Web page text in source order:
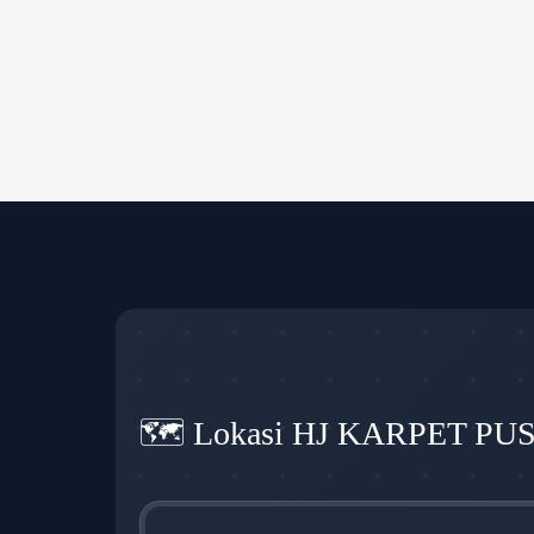
🗺️ Lokasi HJ KARPET